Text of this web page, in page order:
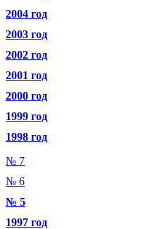
2004 год
2003 год
2002 год
2001 год
2000 год
1999 год
1998 год
№ 7
№ 6
№ 5
1997 год